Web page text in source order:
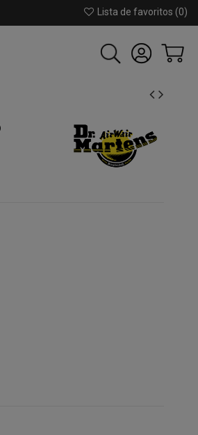
Lista de favoritos (0)